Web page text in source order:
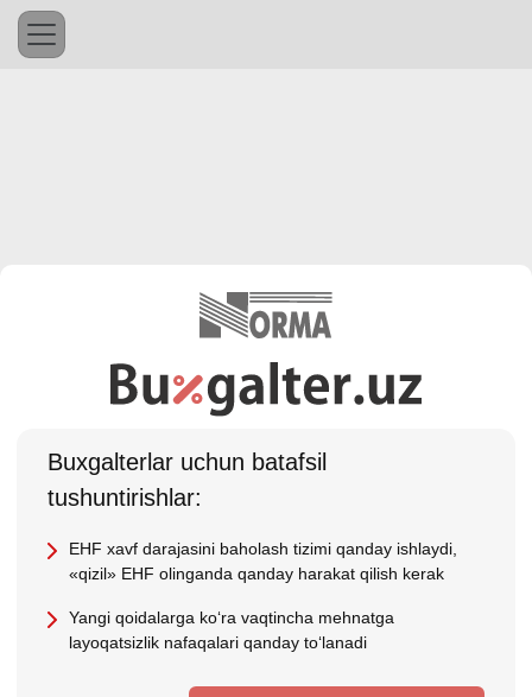
Buхgalterlar uchun batafsil
tushuntirishlar:
EHF хavf darajasini baholash tizimi qanday ishlaydi,
«qizil» EHF olinganda qanday harakat qilish kerak
Yangi qoidalarga koʻra vaqtincha mehnatga
layoqatsizlik nafaqalari qanday toʻlanadi